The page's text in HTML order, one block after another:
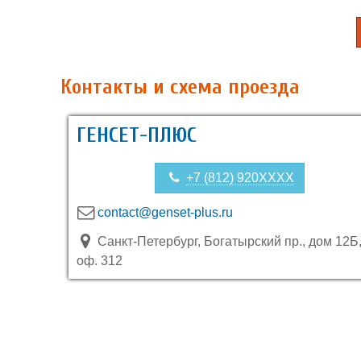
Контакты и схема проезда
ГЕНСЕТ-ПЛЮС
+7 (812) 920XXXX
contact@genset-plus.ru
Санкт-Петербург, Богатырский пр., дом 12Б,
оф. 312